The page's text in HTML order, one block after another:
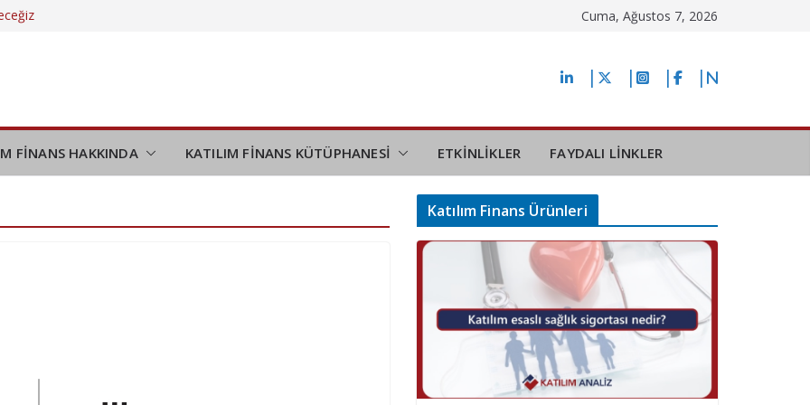
Cuma, Ağustos 7, 2026
FİNANS HAKKINDA KATILIM FİNANS KÜTÜPHANESİ ETKİNLİKLER FAYDALI LİNKLER
Katılım Finans Ürünleri